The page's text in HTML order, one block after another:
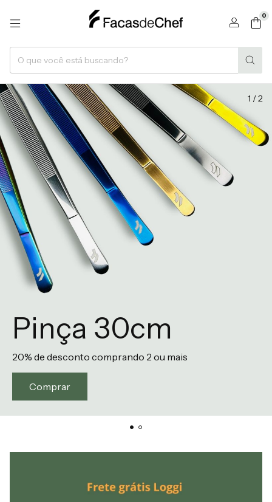
0
1 / 2
Pinça 30cm
20% de desconto comprando 2 ou mais
Comprar